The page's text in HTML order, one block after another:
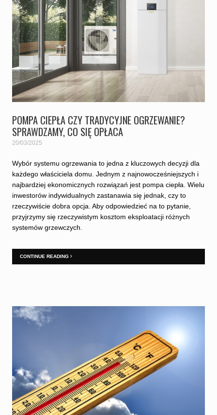
POMPA CIEPŁA CZY TRADYCYJNE OGRZEWANIE?
SPRAWDZAMY, CO SIĘ OPŁACA
20/03/2025
Wybór systemu ogrzewania to jedna z kluczowych decyzji dla
każdego właściciela domu. Jednym z najnowocześniejszych i
najbardziej ekonomicznych rozwiązań jest pompa ciepła. Wielu
inwestorów indywidualnych zastanawia się jednak, czy to
rzeczywiście dobra opcja. Aby odpowiedzieć na to pytanie,
przyjrzymy się rzeczywistym kosztom eksploatacji różnych
systemów grzewczych.
CONTINUE READING